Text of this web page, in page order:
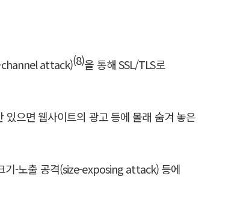
channel attack)(8)을 통해 SSL/TLS로
있으면 웹사이트의 광고 등에 몰래 숨겨 놓은
기-노출 공격(size-exposing attack) 등에